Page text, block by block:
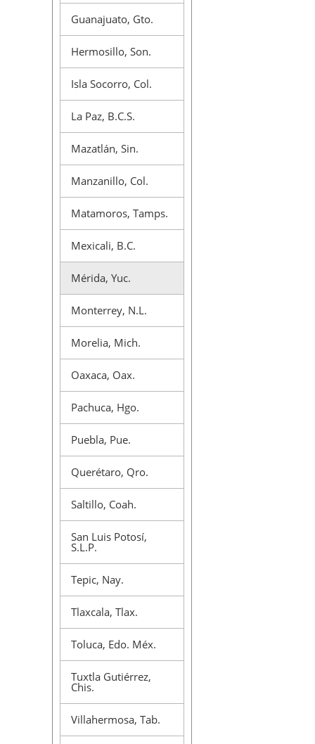
Guanajuato, Gto.
Hermosillo, Son.
Isla Socorro, Col.
La Paz, B.C.S.
Mazatlán, Sin.
Manzanillo, Col.
Matamoros, Tamps.
Mexicali, B.C.
Mérida, Yuc.
Monterrey, N.L.
Morelia, Mich.
Oaxaca, Oax.
Pachuca, Hgo.
Puebla, Pue.
Querétaro, Qro.
Saltillo, Coah.
San Luis Potosí,
S.L.P.
Tepic, Nay.
Tlaxcala, Tlax.
Toluca, Edo. Méx.
Tuxtla Gutiérrez,
Chis.
Villahermosa, Tab.